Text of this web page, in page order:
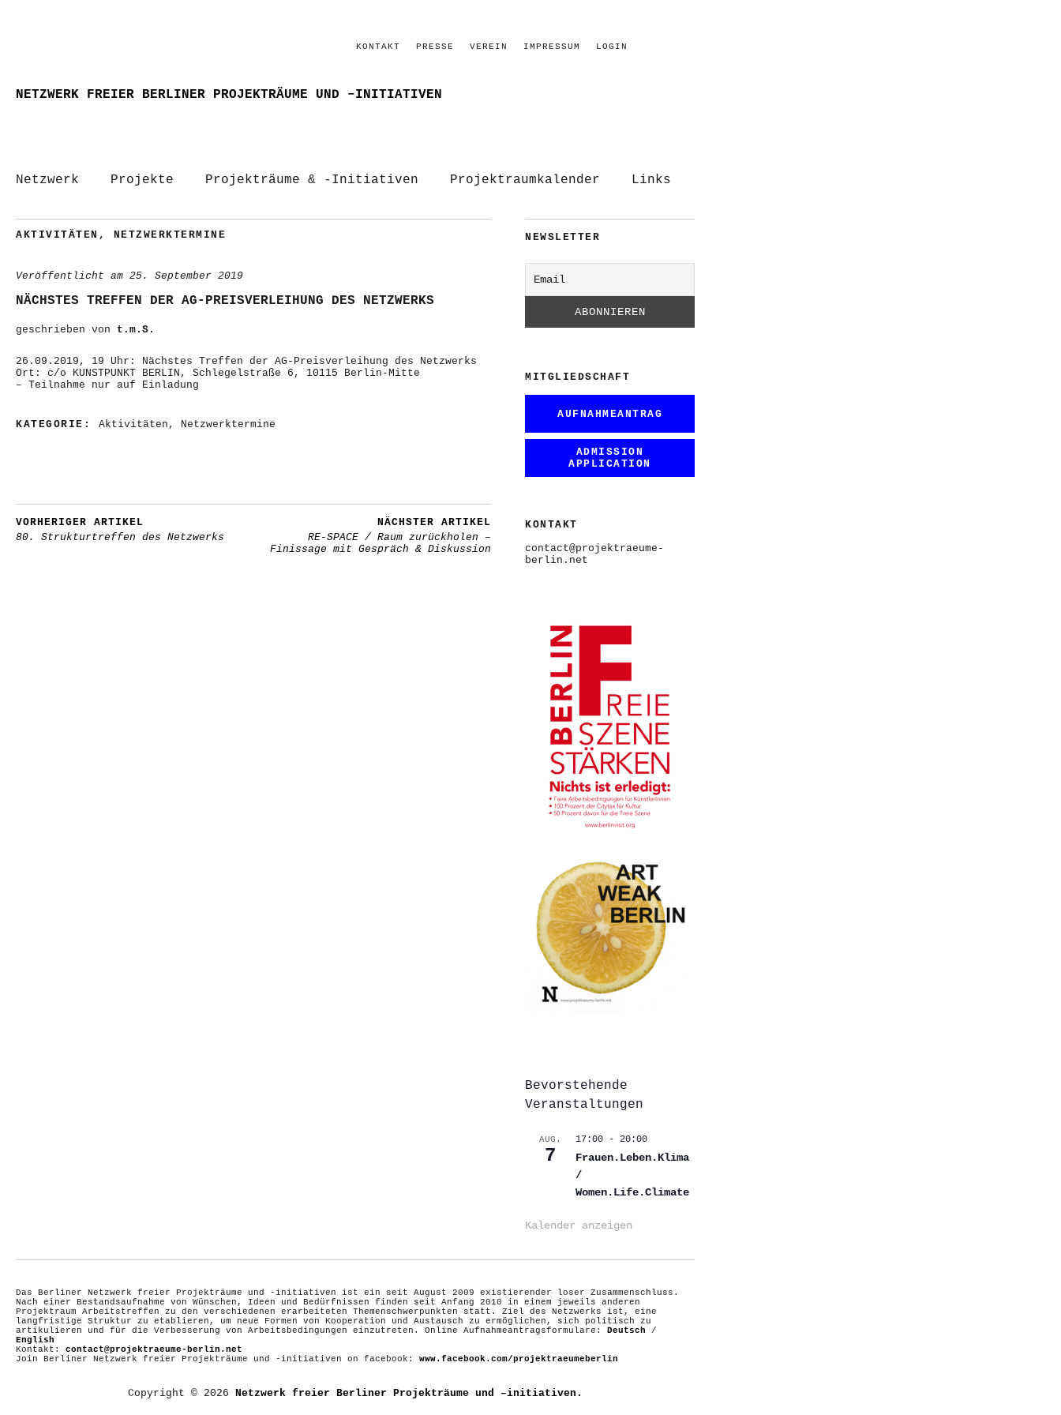
KONTAKT PRESSE VEREIN IMPRESSUM LOGIN
NETZWERK FREIER BERLINER PROJEKTRÄUME UND –INITIATIVEN
Netzwerk Projekte Projekträume & -Initiativen Projektraumkalender Links
AKTIVITÄTEN , NETZWERKTERMINE
Veröffentlicht am 25. September 2019
NÄCHSTES TREFFEN DER AG-PREISVERLEIHUNG DES NETZWERKS
geschrieben von t.m.S.
26.09.2019, 19 Uhr: Nächstes Treffen der AG-Preisverleihung des Netzwerks
Ort: c/o KUNSTPUNKT BERLIN, Schlegelstraße 6, 10115 Berlin-Mitte
– Teilnahme nur auf Einladung
KATEGORIE: Aktivitäten , Netzwerktermine
VORHERIGER ARTIKEL
80. Strukturtreffen des Netzwerks
NÄCHSTER ARTIKEL
RE-SPACE / Raum zurückholen –
Finissage mit Gespräch & Diskussion
NEWSLETTER
MITGLIEDSCHAFT
AUFNAHMEANTRAG
ADMISSION
APPLICATION
KONTAKT
contact@projektraeume-
berlin.net
Bevorstehende
Veranstaltungen
AUG.
7
17:00 - 20:00
Frauen.Leben.Klima
/
Women.Life.Climate
Kalender anzeigen
Das Berliner Netzwerk freier Projekträume und -initiativen ist ein seit August 2009 existierender loser Zusammenschluss.
Nach einer Bestandsaufnahme von Wünschen, Ideen und Bedürfnissen finden seit Anfang 2010 in einem jeweils anderen
Projektraum Arbeitstreffen zu den verschiedenen erarbeiteten Themenschwerpunkten statt. Ziel des Netzwerks ist, eine
langfristige Struktur zu etablieren, um neue Formen von Kooperation und Austausch zu ermöglichen, sich politisch zu
artikulieren und für die Verbesserung von Arbeitsbedingungen einzutreten. Online Aufnahmeantragsformulare: Deutsch /
English
Kontakt: contact@projektraeume-berlin.net
Join Berliner Netzwerk freier Projekträume und -initiativen on facebook: www.facebook.com/projektraeumeberlin
Copyright © 2026 Netzwerk freier Berliner Projekträume und –initiativen.